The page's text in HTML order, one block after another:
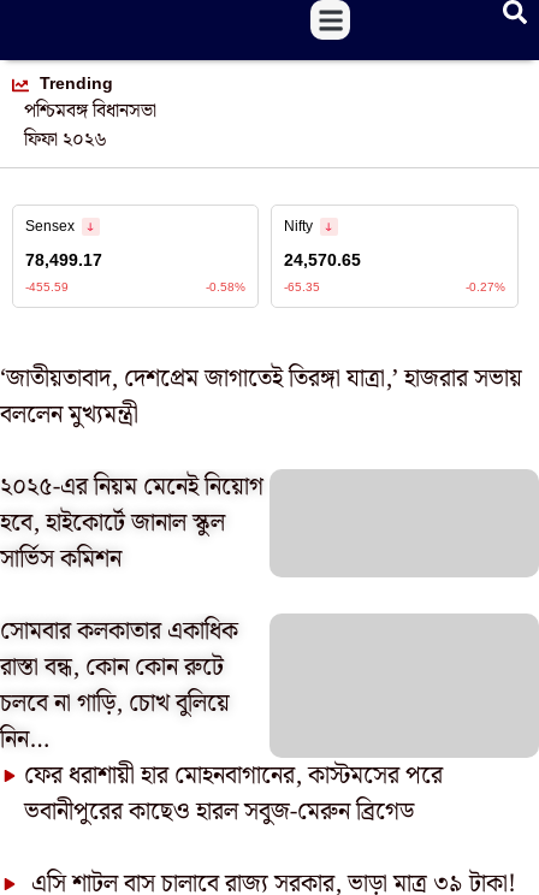
Trending
পশ্চিমবঙ্গ বিধানসভা
ফিফা ২০২৬
‘জাতীয়তাবাদ, দেশপ্রেম জাগাতেই তিরঙ্গা যাত্রা,’ হাজরার সভায়
বললেন মুখ্যমন্ত্রী
২০২৫-এর নিয়ম মেনেই নিয়োগ
হবে, হাইকোর্টে জানাল স্কুল
সার্ভিস কমিশন
সোমবার কলকাতার একাধিক
রাস্তা বন্ধ, কোন কোন রুটে
চলবে না গাড়ি, চোখ বুলিয়ে
নিন…
ফের ধরাশায়ী হার মোহনবাগানের, কাস্টমসের পরে
ভবানীপুরের কাছেও হারল সবুজ-মেরুন ব্রিগেড
এসি শাটল বাস চালাবে রাজ্য সরকার, ভাড়া মাত্র ৩৯ টাকা!